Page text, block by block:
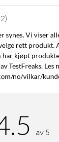
av
p-skiven mer
p-skive
2)
synes. Vi viser
rett produkt.
har kjøpt
TestFreaks. Les
no/vilkar/
av 5